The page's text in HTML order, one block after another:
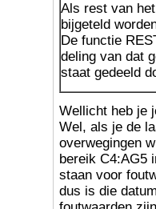
Als rest van
bijgeteld
De functie
deling van dat
staat gedeeld
Wellicht heb je
Wel, als je de
overwegingen
bereik C4:AG5
staan voor
dus is die